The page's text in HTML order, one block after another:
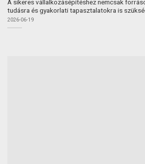
A sikeres vállalkozásépítéshez nemcsak
tudásra és gyakorlati tapasztalatokra is
2026-06-19